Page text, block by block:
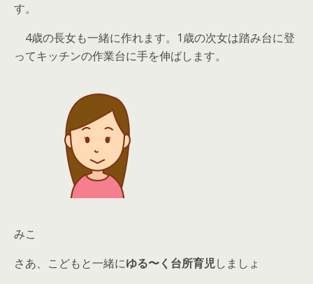
す。
4歳の長女も一緒に作れます。 1歳の次女は踏み台に登
ってキッチンの作業台に手を伸ばします。
みこ
さあ、こどもと一緒にゆる〜く台所育児しましょ